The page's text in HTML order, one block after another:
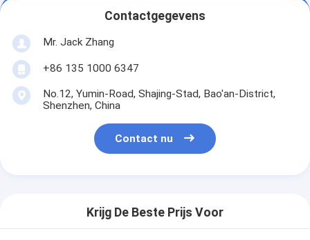
Contactgegevens
Mr. Jack Zhang
+86 135 1000 6347
No.12, Yumin-Road, Shajing-Stad, Bao'an-District,
Shenzhen, China
Contact nu
Krijg De Beste Prijs Voor